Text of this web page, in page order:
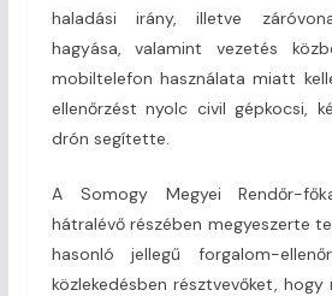
haladási irány, illetve
hagyása, valamint vezetés
mobiltelefon használata miatt
ellenőrzést nyolc civil gépkocsi,
drón segítette.
A Somogy Megyei Rendőr-
hátralévő részében megyeszerte
hasonló jellegű forgalom-
közlekedésben résztvevőket,